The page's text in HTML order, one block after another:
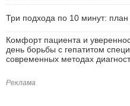
Три подхода по 10 минут:
Комфорт пациента и
день борьбы с гепатитом
современных методах
Реклама